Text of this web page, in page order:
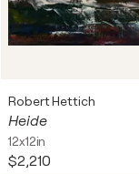
Robert Hettich
Heide
12x12in
$2,210